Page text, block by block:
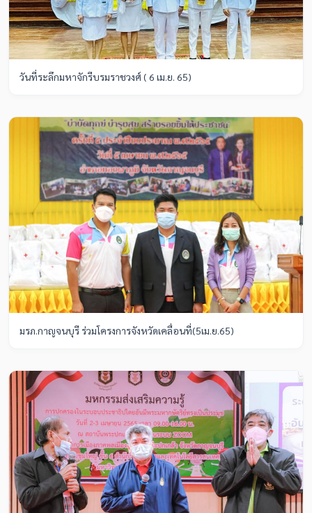
วันที่ระลึกมหาจักรีบรมราชวงศ์ ( 6 เม.ย. 65)
มรภ.กาญจนบุรี ร่วมโครงการจังหวัดเคลื่อนที่(5เม.ย.65)